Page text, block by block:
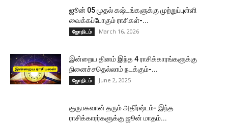
ஜூன் 05 முதல் கஷ்டங்களுக்கு முற்றுப்புள்ளி
வைக்கப்போகும் ராசிகள்-...
ஜோதிடம் March 16, 2026
இன்றைய தினம் இந்த 4 ராசிக்காரங்களுக்கு
நினைச்சதெல்லாம் நடக்கும்-...
ஜோதிடம் June 2, 2025
குருபகவான் தரும் அதிர்ஷ்டம்- இந்த
ராசிக்காரர்களுக்கு ஜூன் மாதம்...